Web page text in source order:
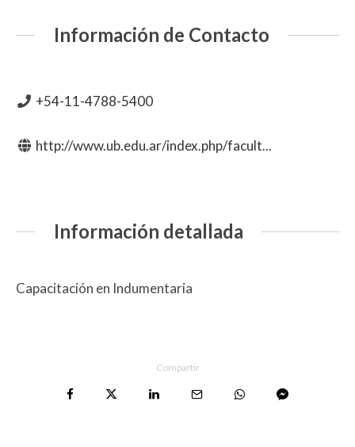
Información de Contacto
+54-11-4788-5400
http://www.ub.edu.ar/index.php/facult...
Información detallada
Capacitación en Indumentaria
Compartir